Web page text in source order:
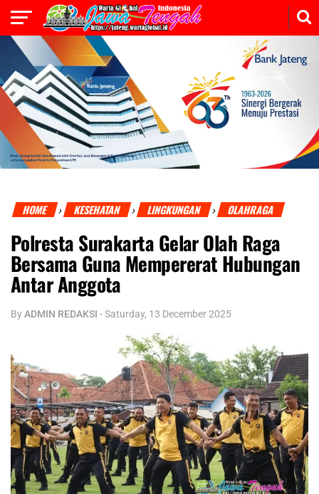
HOME › KESEHATAN › LINGKUNGAN › OLAHRAGA
Polresta Surakarta Gelar Olah Raga
Bersama Guna Mempererat Hubungan
Antar Anggota
ByADMIN REDAKSI -Saturday, 13 December 2025